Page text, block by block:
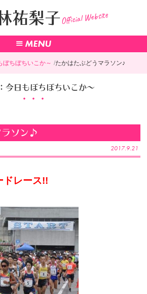
祐梨子Official Website
ぼちぼちいこか～ たかはたぶどうマラソン♪
今日もぼちぼちいこか～
ラソン♪
2017.9.21
ドレース!!